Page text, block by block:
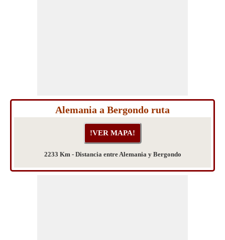
Alemania a Bergondo ruta
2233 Km - Distancia entre Alemania y Bergondo